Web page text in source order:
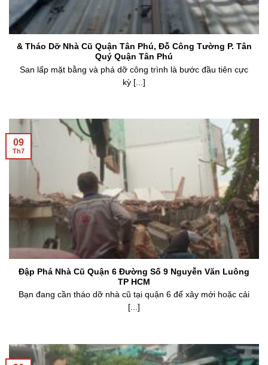
& Tháo Dỡ Nhà Cũ Quận Tân Phú, Đỗ Công Tường P. Tân
Quý Quận Tân Phú
San lấp mặt bằng và phá dỡ công trình là bước đầu tiên cực
Đập Phá Nhà Cũ Quận 6 Đường Số 9 Nguyễn Văn Luông
TP HCM
Bạn đang cần tháo dỡ nhà cũ tại quận 6 để xây mới hoặc cải
09